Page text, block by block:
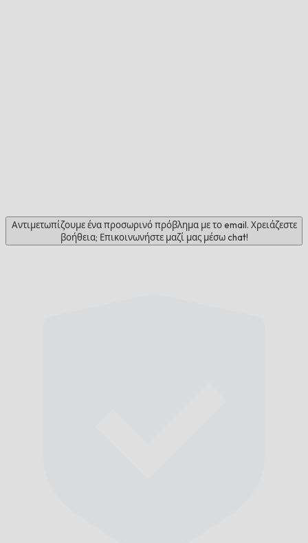
Αντιμετωπίζουμε ένα προσωρινό πρόβλημα με το email. Χρειάζεστε
βοήθεια; Επικοινωνήστε μαζί μας μέσω chat!